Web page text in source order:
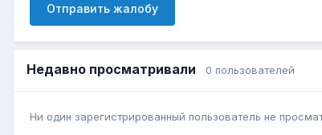
Отправить жалобу
Недавно просматривали 0 пользователей
Ни один зарегистрированный пользователь не